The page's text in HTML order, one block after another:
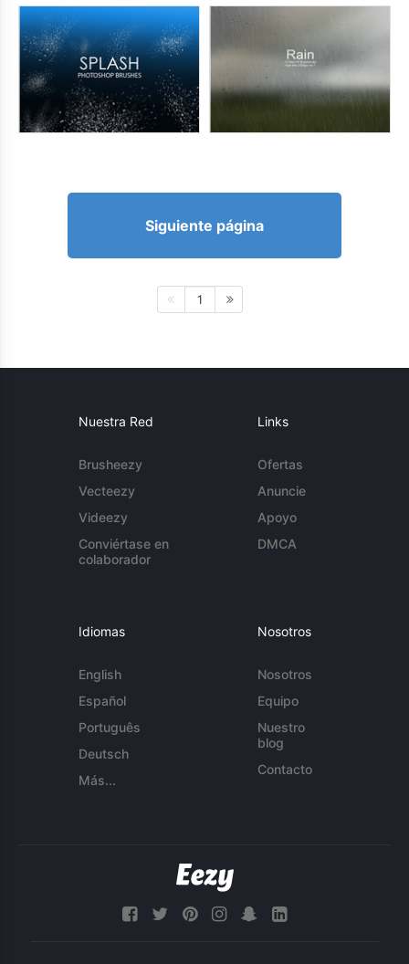
Siguiente página
1
Nuestra Red
Brusheezy
Vecteezy
Videezy
Conviértase en
colaborador
Links
Ofertas
Anuncie
Apoyo
DMCA
Idiomas
English
Español
Português
Deutsch
Más...
Nosotros
Nosotros
Equipo
Nuestro
blog
Contacto